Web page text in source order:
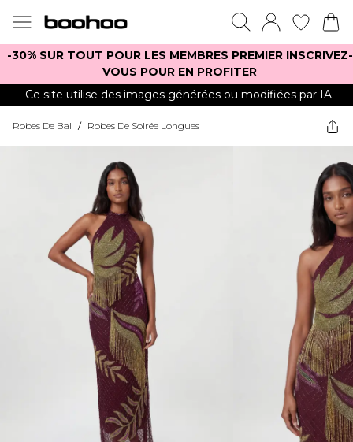
-30% SUR TOUT POUR LES MEMBRES PREMIER INSCRIVEZ-
VOUS POUR EN PROFITER
Ce site utilise des images générées ou modifiées par IA.
Robes De Bal / Robes De Soirée Longues